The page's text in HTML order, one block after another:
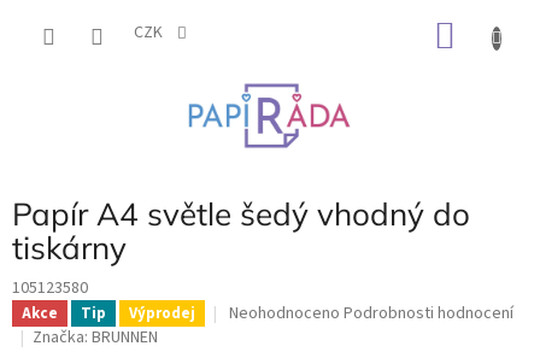
CZK
Papír A4 světle šedý vhodný do
tiskárny
105123580
Akce Tip Výprodej
Průměrné
Neohodnoceno Podrobnosti hodnocení
Značka: BRUNNEN